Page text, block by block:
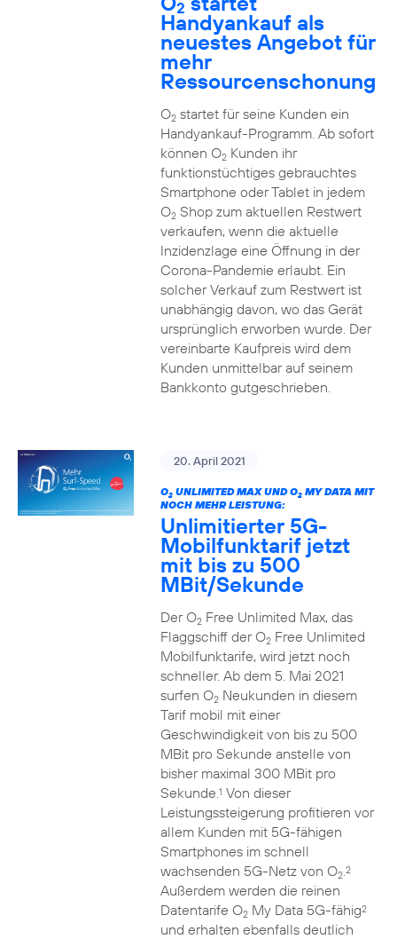
2
Handyankauf als
neuestes Angebot für
mehr
Ressourcenschonung
O2startet für seine Kunden ein
Handyankauf-Programm. Ab sofort
können O2Kunden ihr
funktionstüchtiges gebrauchtes
Smartphone oder Tablet in jedem
O2Shop zum aktuellen Restwert
verkaufen, wenn die aktuelle
Inzidenzlage eine Öffnung in der
Corona-Pandemie erlaubt. Ein
solcher Verkauf zum Restwert ist
unabhängig davon, wo das Gerät
ursprünglich erworben wurde. Der
vereinbarte Kaufpreis wird dem
Kunden unmittelbar auf seinem
Bankkonto gutgeschrieben.
20. April 2021
O2UNLIMITED MAX UND O2MY DATA MIT
NOCH MEHR LEISTUNG:
Unlimitierter 5G-
Mobilfunktarif jetzt
mit bis zu 500
MBit/Sekunde
Der O2Free Unlimited Max, das
Flaggschiff der O2Free Unlimited
Mobilfunktarife, wird jetzt noch
schneller. Ab dem 5. Mai 2021
surfen O2Neukunden in diesem
Tarif mobil mit einer
Geschwindigkeit von bis zu 500
MBit pro Sekunde anstelle von
bisher maximal 300 MBit pro
Sekunde.1 Von dieser
Leistungssteigerung profitieren vor
allem Kunden mit 5G-fähigen
Smartphones im schnell
wachsenden 5G-Netz von O2.2
Außerdem werden die reinen
Datentarife O2My Data 5G-fähig2
und erhalten ebenfalls deutlich